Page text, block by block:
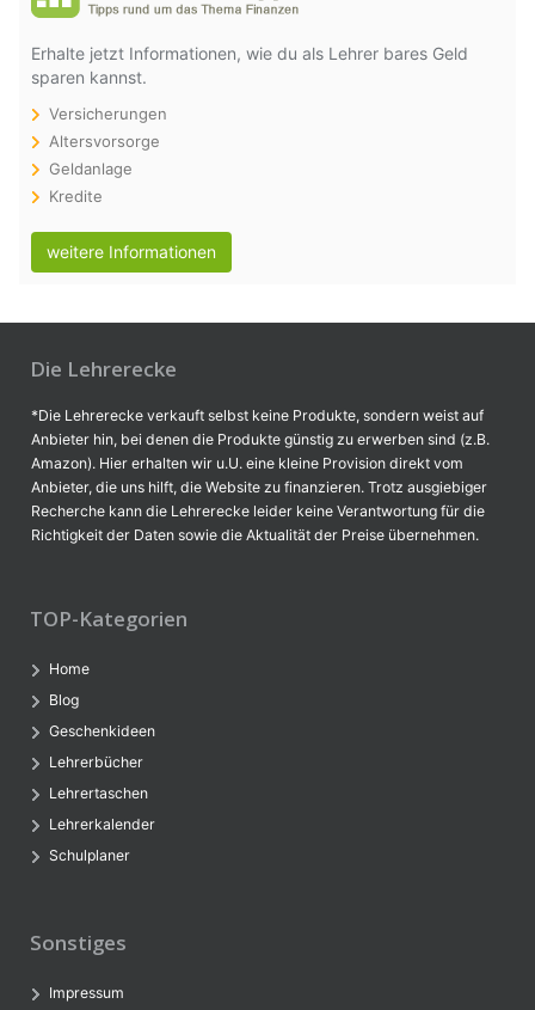
Erhalte jetzt Informationen, wie du als Lehrer bares Geld
sparen kannst.
Versicherungen
Altersvorsorge
Geldanlage
Kredite
weitere Informationen
Die Lehrerecke
*Die Lehrerecke verkauft selbst keine Produkte, sondern weist auf
Anbieter hin, bei denen die Produkte günstig zu erwerben sind (z.B.
Amazon). Hier erhalten wir u.U. eine kleine Provision direkt vom
Anbieter, die uns hilft, die Website zu finanzieren. Trotz ausgiebiger
Recherche kann die Lehrerecke leider keine Verantwortung für die
Richtigkeit der Daten sowie die Aktualität der Preise übernehmen.
TOP-Kategorien
Home
Blog
Geschenkideen
Lehrerbücher
Lehrertaschen
Lehrerkalender
Schulplaner
Sonstiges
Impressum